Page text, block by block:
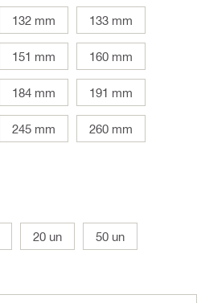
132 mm 133 mm
151 mm 160 mm
184 mm 191 mm
245 mm 260 mm
20 un 50 un